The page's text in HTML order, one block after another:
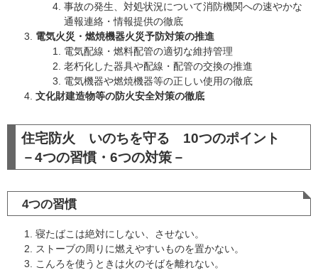
事故の発生、対処状況について消防機関への速やかな
通報連絡・情報提供の徹底
電気火災・燃焼機器火災予防対策の推進
電気配線・燃料配管の適切な維持管理
老朽化した器具や配線・配管の交換の推進
電気機器や燃焼機器等の正しい使用の徹底
文化財建造物等の防火安全対策の徹底
住宅防火 いのちを守る 10つのポイント
－4つの習慣・6つの対策－
4つの習慣
寝たばこは絶対にしない、させない。
ストーブの周りに燃えやすいものを置かない。
こんろを使うときは火のそばを離れない。